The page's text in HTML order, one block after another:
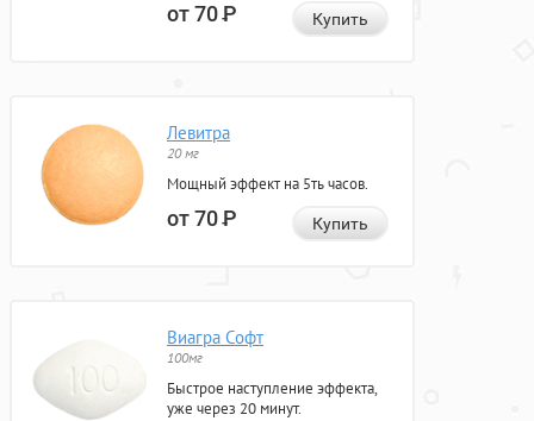
от 70Р Купить
Левитра
20 мг
Мощный эффект на 5ть часов.
от 70Р Купить
Виагра Софт
100мг
Быстрое наступление эффекта,
уже через 20 минут.